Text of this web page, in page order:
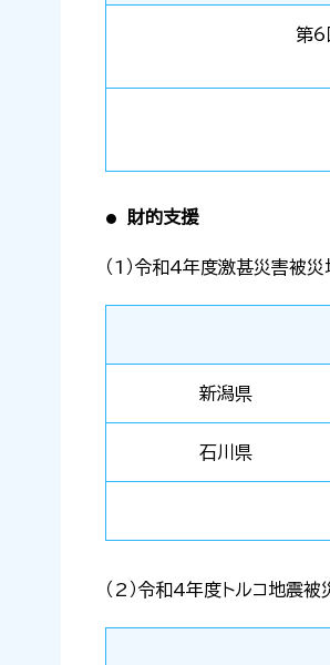
第6
財的支援
（1）令和4年度激甚災害被災
新潟県
石川県
（2）令和4年度トルコ地震被